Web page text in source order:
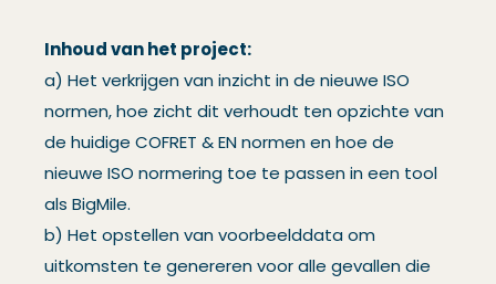
Inhoud van het project:
a) Het verkrijgen van inzicht in de nieuwe ISO
normen, hoe zicht dit verhoudt ten opzichte van
de huidige COFRET & EN normen en hoe de
nieuwe ISO normering toe te passen in een tool
als BigMile.
b) Het opstellen van voorbeelddata om
uitkomsten te genereren voor alle gevallen die